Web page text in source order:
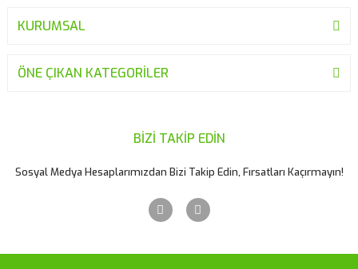
KURUMSAL
ÖNE ÇIKAN KATEGORİLER
BİZİ TAKİP EDİN
Sosyal Medya Hesaplarımızdan Bizi Takip Edin, Fırsatları Kaçırmayın!